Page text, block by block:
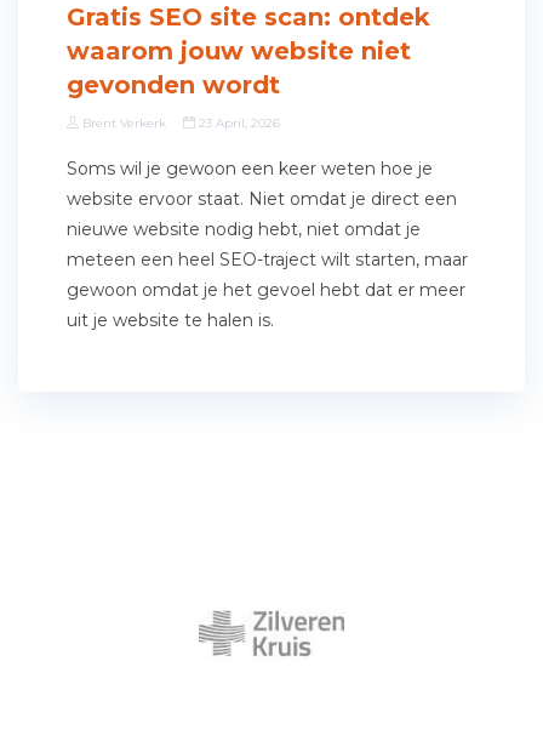
Gratis SEO site scan: ontdek
waarom jouw website niet
gevonden wordt
Brent Verkerk 23 April, 2026
Soms wil je gewoon een keer weten hoe je
website ervoor staat. Niet omdat je direct een
nieuwe website nodig hebt, niet omdat je
meteen een heel SEO-traject wilt starten, maar
gewoon omdat je het gevoel hebt dat er meer
uit je website te halen is.